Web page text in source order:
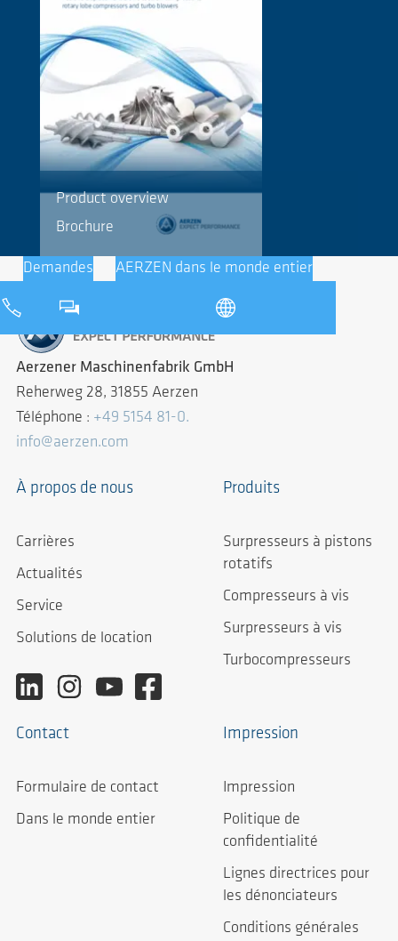
Product overview
Brochure
Demandes AERZEN dans le monde entier
Aerzener Maschinenfabrik GmbH
Reherweg 28, 31855 Aerzen
Téléphone : +49 5154 81-0.
info@aerzen.com
À propos de nous
Carrières
Actualités
Service
Solutions de location
Produits
Surpresseurs à pistons
rotatifs
Compresseurs à vis
Surpresseurs à vis
Turbocompresseurs
Contact
Formulaire de contact
Dans le monde entier
Impression
Impression
Politique de
confidentialité
Lignes directrices pour
les dénonciateurs
Conditions générales